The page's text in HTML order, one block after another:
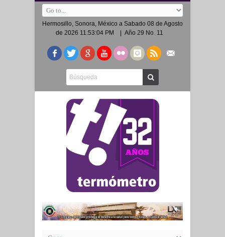
Hermosillo, Sonora, México a Sabado 08 de Agosto
de 2026 11:53:04 PM
| Año 29 No. 11